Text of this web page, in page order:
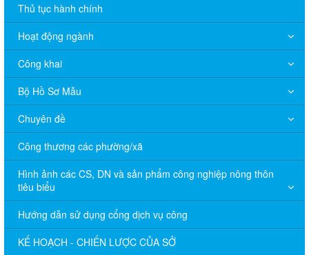
Thủ tục hành chính
Hoạt động ngành
Công khai
Bộ Hồ Sơ Mẫu
Chuyên đề
Công thương các phường/xã
Hình ảnh các CS, DN và sản phẩm công nghiệp nông thôn
tiêu biểu
Hướng dẫn sử dụng cổng dịch vụ công
KẾ HOẠCH - CHIẾN LƯỢC CỦA SỞ